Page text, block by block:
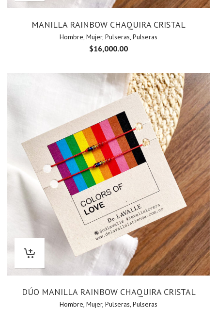
MANILLA RAINBOW CHAQUIRA CRISTAL
Hombre, Mujer, Pulseras, Pulseras
$16,000.00
DÚO MANILLA RAINBOW CHAQUIRA CRISTAL
Hombre, Mujer, Pulseras, Pulseras